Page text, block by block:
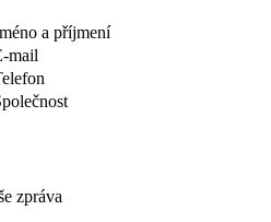
a příjmení
mail
zpráva